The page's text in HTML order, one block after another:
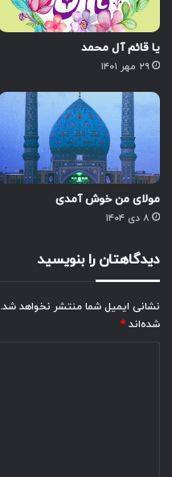
یا قائم آل محمد
۲۹ مهر ۱۴۰۱
مولای من خوش آمدی
۸ دی ۱۴۰۴
دیدگاهتان را بنویسید
نشانی ایمیل شما منتشر نخواهد شد.
شده‌اند *